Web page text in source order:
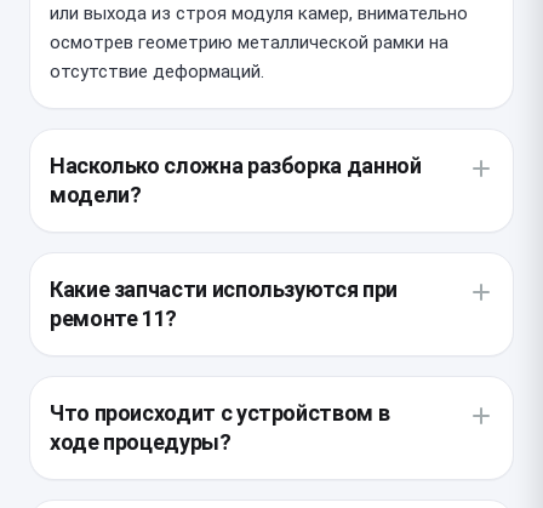
или выхода из строя модуля камер, внимательно
осмотрев геометрию металлической рамки на
отсутствие деформаций.
Насколько сложна разборка данной
модели?
заднем стекле. Мастеру необходимо
демонтировать материнскую плату, аккумулятор и
блок камер, чтобы не повредить хрупкие шлейфы,
панели.
Какие запчасти используются при
ремонте 11?
для плотного прилегания дисплейного модуля.
Важно выбирать запчасти с готовым клеевым
слоем, так как установка некачественного
Что происходит с устройством в
ходе процедуры?